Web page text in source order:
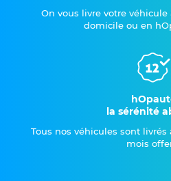
On vous livre votre véhicule
domicile ou en
la sérénité
Tous nos véhicules sont livrés
mois